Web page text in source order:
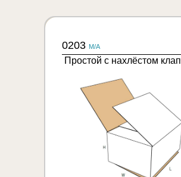
0203 M/A
Простой с нахлёстом